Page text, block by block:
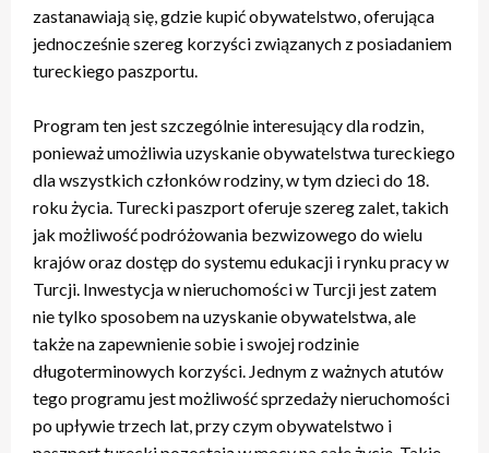
zastanawiają się, gdzie kupić obywatelstwo, oferująca
jednocześnie szereg korzyści związanych z posiadaniem
tureckiego paszportu.
Program ten jest szczególnie interesujący dla rodzin,
ponieważ umożliwia uzyskanie obywatelstwa tureckiego
dla wszystkich członków rodziny, w tym dzieci do 18.
roku życia. Turecki paszport oferuje szereg zalet, takich
jak możliwość podróżowania bezwizowego do wielu
krajów oraz dostęp do systemu edukacji i rynku pracy w
Turcji. Inwestycja w nieruchomości w Turcji jest zatem
nie tylko sposobem na uzyskanie obywatelstwa, ale
także na zapewnienie sobie i swojej rodzinie
długoterminowych korzyści. Jednym z ważnych atutów
tego programu jest możliwość sprzedaży nieruchomości
po upływie trzech lat, przy czym obywatelstwo i